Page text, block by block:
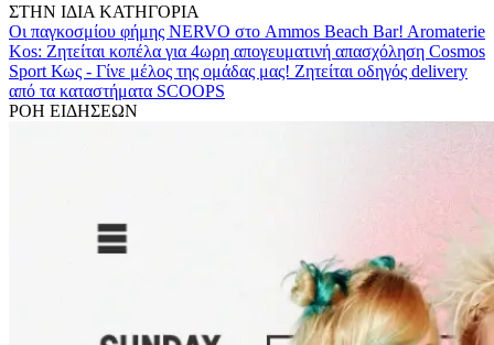
ΣΤΗΝ ΙΔΙΑ ΚΑΤΗΓΟΡΙΑ
Οι παγκοσμίου φήμης NERVO στο Ammos Beach Bar! Aromaterie
Kos: Ζητείται κοπέλα για 4ωρη απογευματινή απασχόληση Cosmos
Sport Κως - Γίνε μέλος της ομάδας μας! Ζητείται οδηγός delivery
από τα καταστήματα SCOOPS
ΡΟΗ ΕΙΔΗΣΕΩΝ